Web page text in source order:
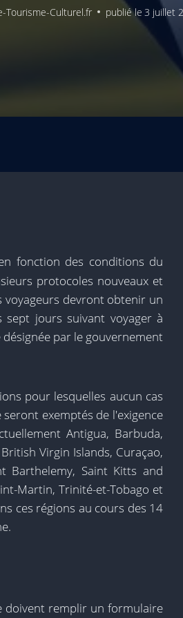
Tourisme-Culturel.fr publié le 3 juillet
fonction des conditions du
protocoles nouveaux et
devront obtenir un
sept jours suivant voyager à
par le gouvernement
pour lesquelles aucun cas
exemptés de l'exigence
Antigua, Barbuda,
Virgin Islands, Curaçao,
Barthelemy, Saint Kitts and
Martin, Trinité-et-Tobago et
ces régions au cours des 14
doivent remplir un formulaire